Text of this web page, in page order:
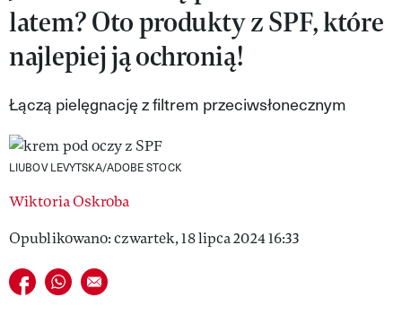
VIVA!ART
VIVA!MODA
VIVA!PEOPLE POWER
VIVA!ITAKA
MAGAZYN VIVA!
latem? Oto produkty z SPF, które
najlepiej ją ochronią!
Łączą pielęgnację z filtrem przeciwsłonecznym
LIUBOV LEVYTSKA/ADOBE STOCK
Wiktoria Oskroba
Opublikowano: czwartek, 18 lipca 2024 16:33
Udostępnij na facebook
Udostępnij na whatsapp
E-mail do przyjaciela